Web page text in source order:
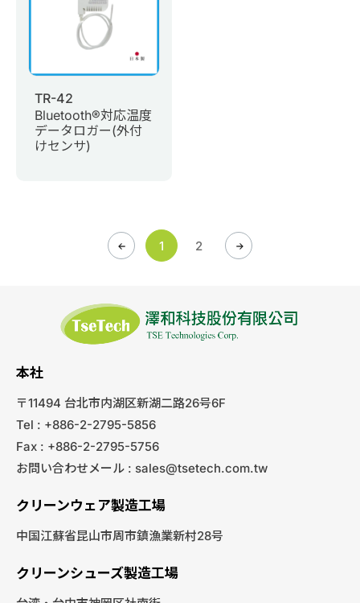
TR-42
Bluetooth®対応温度
データロガー(外付
けセンサ)
1 2
本社
〒11494 台北市内湖区新湖二路26号6F
Tel : +886-2-2795-5856
Fax : +886-2-2795-5756
お問い合わせメール : sales@tsetech.com.tw
クリーンウェア製造工場
中国江蘇省昆山市周市鎮漁業新村28号
クリーンシューズ製造工場